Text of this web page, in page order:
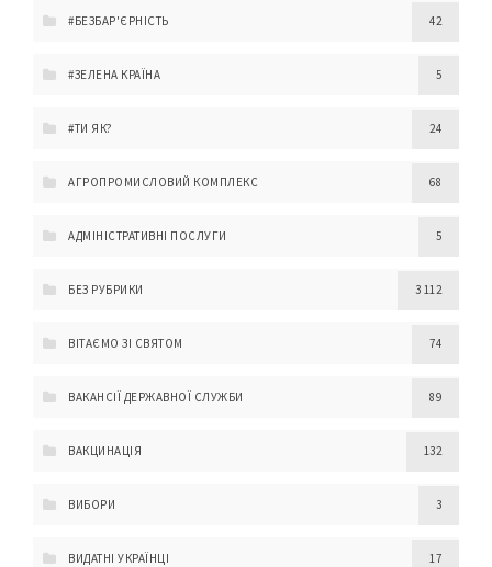
#БЕЗБАР'ЄРНІСТЬ 42
#ЗЕЛЕНА КРАЇНА 5
#ТИ ЯК? 24
АГРОПРОМИСЛОВИЙ КОМПЛЕКС 68
АДМІНІСТРАТИВНІ ПОСЛУГИ 5
БЕЗ РУБРИКИ 3 112
ВІТАЄМО ЗІ СВЯТОМ 74
ВАКАНСІЇ ДЕРЖАВНОЇ СЛУЖБИ 89
ВАКЦИНАЦІЯ 132
ВИБОРИ 3
ВИДАТНІ УКРАЇНЦІ 17